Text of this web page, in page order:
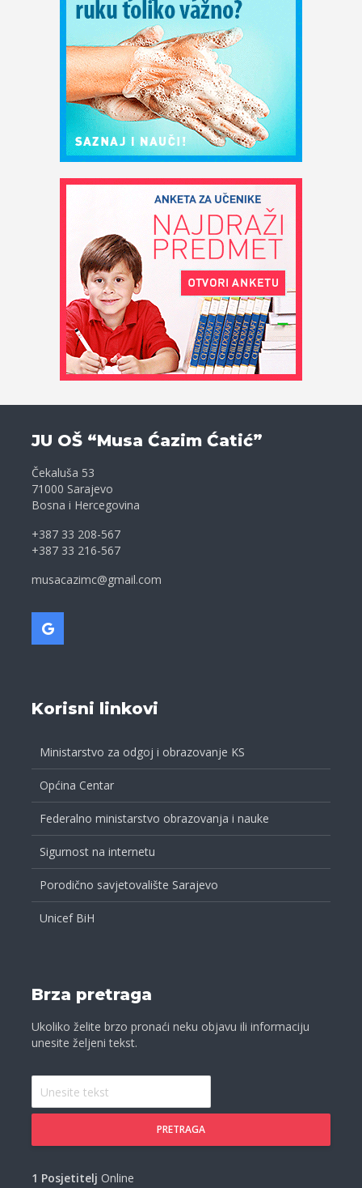
JU OŠ “Musa Ćazim Ćatić”
Čekaluša 53
71000 Sarajevo
Bosna i Hercegovina
+387 33 208-567
+387 33 216-567
musacazimc@gmail.com
Korisni linkovi
Ministarstvo za odgoj i obrazovanje KS
Općina Centar
Federalno ministarstvo obrazovanja i nauke
Sigurnost na internetu
Porodično savjetovalište Sarajevo
Unicef BiH
Brza pretraga
Ukoliko želite brzo pronaći neku objavu ili informaciju
unesite željeni tekst.
PRETRAGA
1 Posjetitelj Online